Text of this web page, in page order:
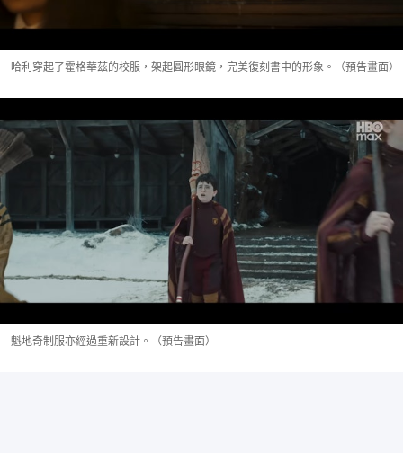
哈利穿起了霍格華茲的校服，架起圓形眼鏡，完美復刻書中的形象。（預告畫面）
魁地奇制服亦經過重新設計。（預告畫面）